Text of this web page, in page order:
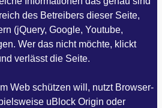
des Betreibers dieser Seite,
(jQuery, Google, Youtube,
Wer das nicht möchte, klickt
verlässt die Seite.
Web schützen will, nutzt Browser-
uBlock Origin oder